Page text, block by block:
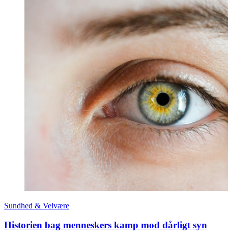
Sundhed & Velvære
Historien bag menneskers kamp mod dårligt syn